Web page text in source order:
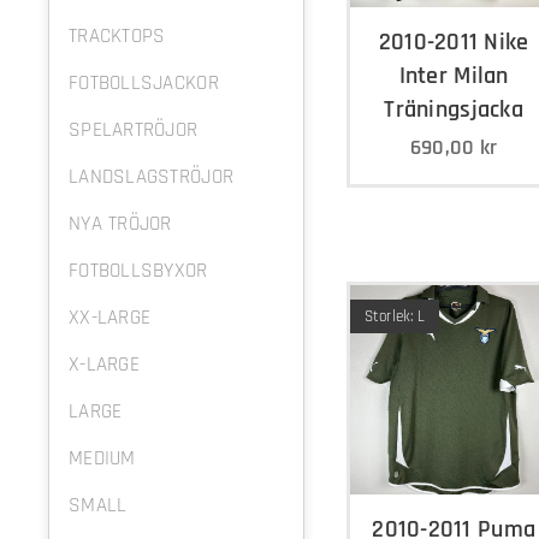
TRACKTOPS
FOTBOLLSJACKOR
SPELARTRÖJOR
LANDSLAGSTRÖJOR
NYA TRÖJOR
FOTBOLLSBYXOR
XX-LARGE
X-LARGE
LARGE
MEDIUM
SMALL
2010-2011 Nike
Inter Milan
Träningsjacka
690,00 kr
2010-2011 Puma
Storlek: L